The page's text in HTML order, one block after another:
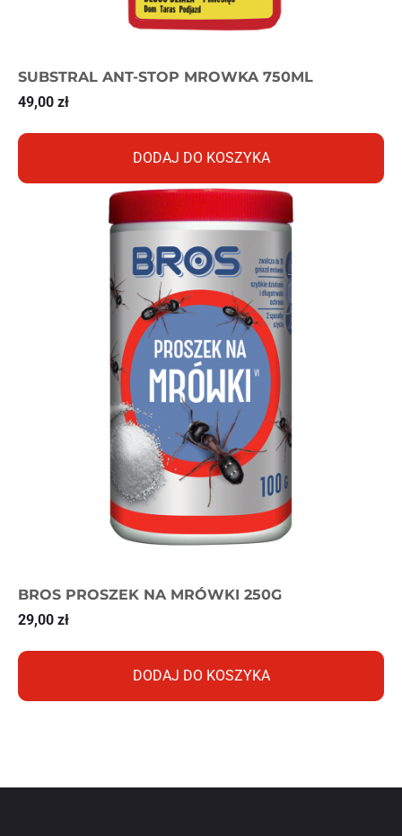
SUBSTRAL ANT-STOP MROWKA 750ML
49,00 zł
DODAJ DO KOSZYKA
BROS PROSZEK NA MRÓWKI 250G
29,00 zł
DODAJ DO KOSZYKA